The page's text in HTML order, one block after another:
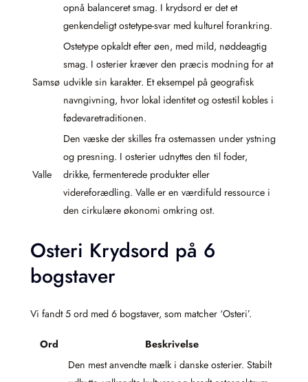
opnå balanceret smag. I krydsord er det et
genkendeligt ostetype-svar med kulturel forankring.
Samsø
Ostetype opkaldt efter øen, med mild, nøddeagtig
smag. I osterier kræver den præcis modning for at
udvikle sin karakter. Et eksempel på geografisk
navngivning, hvor lokal identitet og ostestil kobles i
fødevaretraditionen.
Valle
Den væske der skilles fra ostemassen under ystning
og presning. I osterier udnyttes den til foder,
drikke, fermenterede produkter eller
videreforædling. Valle er en værdifuld ressource i
den cirkulære økonomi omkring ost.
Osteri Krydsord på 6
bogstaver
Vi fandt 5 ord med 6 bogstaver, som matcher ‘Osteri’.
Ord
Beskrivelse
Den mest anvendte mælk i danske osterier. Stabilt